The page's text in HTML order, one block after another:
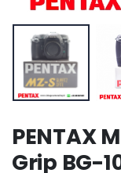
PENTAX
Grip BG-